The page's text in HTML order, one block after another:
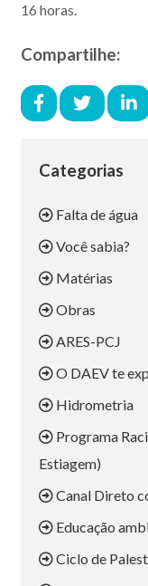
16 horas.
Compartilhe:
Categorias
Falta de água
Você sabia?
Matérias
Obras
ARES-PCJ
O DAEV te
Hidrometria
Programa
Estiagem)
Canal Direto
Educação
Ciclo de